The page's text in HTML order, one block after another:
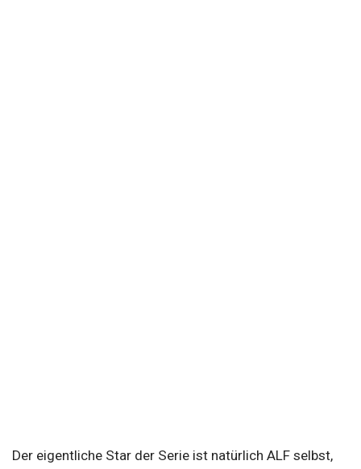
Der eigentliche Star der Serie ist natürlich ALF selbst,